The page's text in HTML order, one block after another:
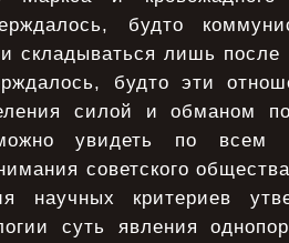
будто
складываться лишь
будто эти
силой и обманом
увидеть по всем
советского
научных критериев
суть явления